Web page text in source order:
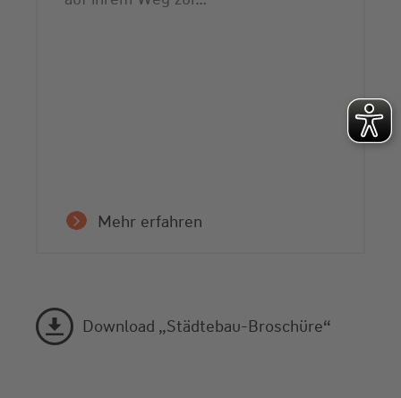
Mehr erfahren
Download „Städtebau-Broschüre“